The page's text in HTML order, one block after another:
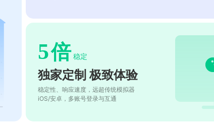
5倍 稳定
独家定制 极致体验
稳定性、响应速度，远超传统模拟器
iOS/安卓，多账号登录与互通